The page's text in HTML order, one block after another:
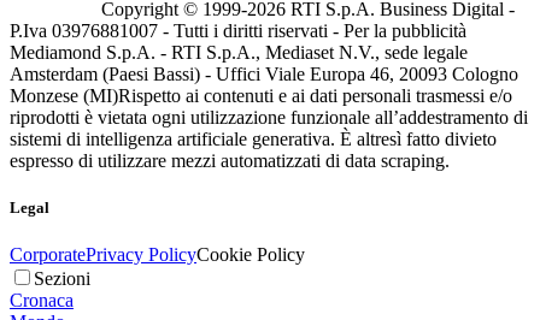
Copyright © 1999-2026 RTI S.p.A. Business Digital -
P.Iva 03976881007 - Tutti i diritti riservati - Per la pubblicità
Mediamond S.p.A. - RTI S.p.A., Mediaset N.V., sede legale
Amsterdam (Paesi Bassi) - Uffici Viale Europa 46, 20093 Cologno
Monzese (MI)Rispetto ai contenuti e ai dati personali trasmessi e/o
riprodotti è vietata ogni utilizzazione funzionale all’addestramento di
sistemi di intelligenza artificiale generativa. È altresì fatto divieto
espresso di utilizzare mezzi automatizzati di data scraping.
Legal
CorporatePrivacy PolicyCookie Policy
Sezioni
Cronaca